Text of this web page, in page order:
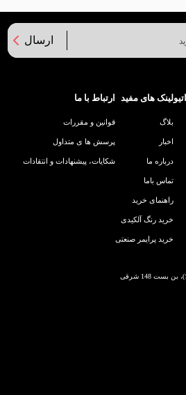
ارسال
لینک های مفید
بلاگ
اخبار
درباره ما
تماس باما
راهنمای خرید
خرید رنگ آلکیدی
خرید پرایمر صنعتی
ارتباط با ما
قوانین و مقررات
پرسش ها ی متداول
شکایات، پیشنهادات و انتقادات